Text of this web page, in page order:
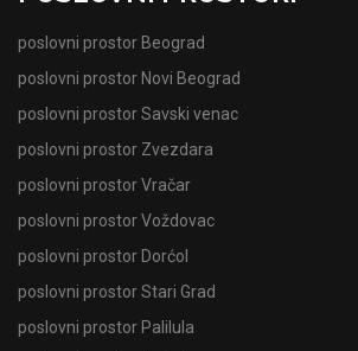
poslovni prostor Beograd
poslovni prostor Novi Beograd
poslovni prostor Savski venac
poslovni prostor Zvezdara
poslovni prostor Vračar
poslovni prostor Voždovac
poslovni prostor Dorćol
poslovni prostor Stari Grad
poslovni prostor Palilula